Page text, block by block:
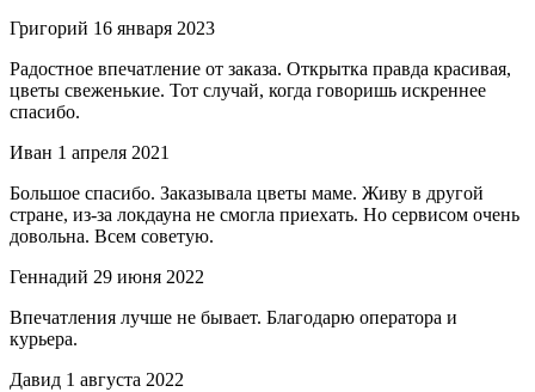
Григорий 16 января 2023
Радостное впечатление от заказа. Открытка правда красивая,
цветы свеженькие. Тот случай, когда говоришь искреннее
спасибо.
Иван 1 апреля 2021
Большое спасибо. Заказывала цветы маме. Живу в другой
стране, из-за локдауна не смогла приехать. Но сервисом очень
довольна. Всем советую.
Геннадий 29 июня 2022
Впечатления лучше не бывает. Благодарю оператора и
курьера.
Давид 1 августа 2022